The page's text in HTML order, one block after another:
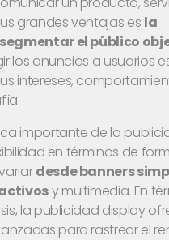
grandes ventajas es la
el público
los anuncios a usuarios
intereses,
importante de la
en términos de
desde banners
y multimedia. En
la publicidad display
para rastrear el